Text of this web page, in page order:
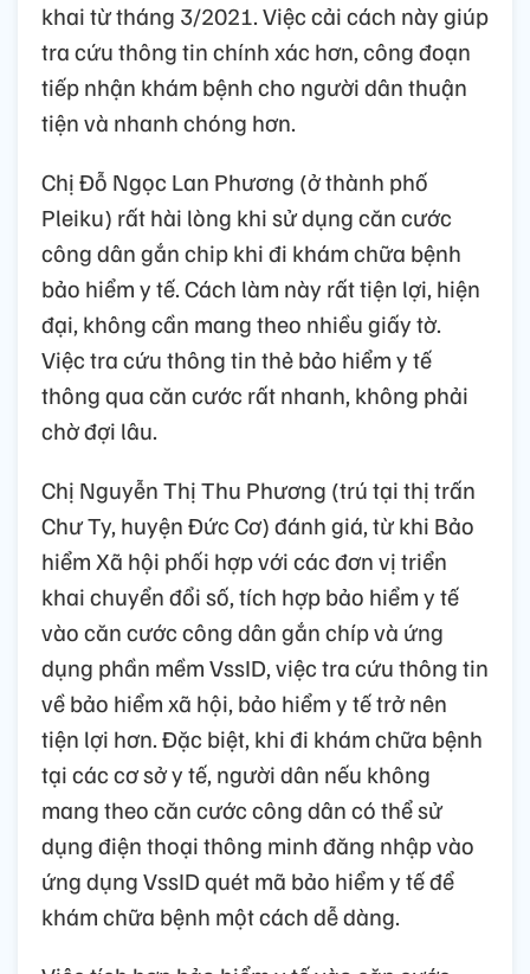
khai từ tháng 3/2021. Việc cải cách này giúp
tra cứu thông tin chính xác hơn, công đoạn
tiếp nhận khám bệnh cho người dân thuận
tiện và nhanh chóng hơn.
Chị Đỗ Ngọc Lan Phương (ở thành phố
Pleiku) rất hài lòng khi sử dụng căn cước
công dân gắn chip khi đi khám chữa bệnh
bảo hiểm y tế. Cách làm này rất tiện lợi, hiện
đại, không cần mang theo nhiều giấy tờ.
Việc tra cứu thông tin thẻ bảo hiểm y tế
thông qua căn cước rất nhanh, không phải
chờ đợi lâu.
Chị Nguyễn Thị Thu Phương (trú tại thị trấn
Chư Ty, huyện Đức Cơ) đánh giá, từ khi Bảo
hiểm Xã hội phối hợp với các đơn vị triển
khai chuyển đổi số, tích hợp bảo hiểm y tế
vào căn cước công dân gắn chíp và ứng
dụng phần mềm VssID, việc tra cứu thông tin
về bảo hiểm xã hội, bảo hiểm y tế trở nên
tiện lợi hơn. Đặc biệt, khi đi khám chữa bệnh
tại các cơ sở y tế, người dân nếu không
mang theo căn cước công dân có thể sử
dụng điện thoại thông minh đăng nhập vào
ứng dụng VssID quét mã bảo hiểm y tế để
khám chữa bệnh một cách dễ dàng.